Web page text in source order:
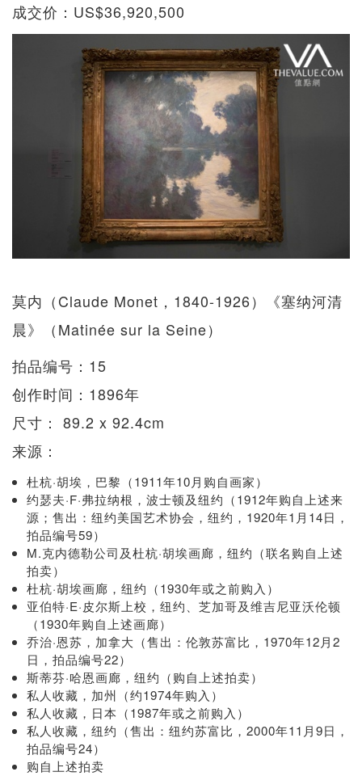
成交价：US$36,920,500
莫内（Claude Monet，1840-1926）《塞纳河清
晨》（Matinée sur la Seine）
拍品编号：15
创作时间：1896年
尺寸： 89.2 x 92.4cm
来源：
杜杭·胡埃，巴黎（1911年10月购自画家）
约瑟夫·F·弗拉纳根，波士顿及纽约（1912年购自上述来
源；售出：纽约美国艺术协会，纽约，1920年1月14日，
拍品编号59）
M.克内德勒公司及杜杭·胡埃画廊，纽约（联名购自上述
拍卖）
杜杭·胡埃画廊，纽约（1930年或之前购入）
亚伯特·E·皮尔斯上校，纽约、芝加哥及维吉尼亚沃伦顿
（1930年购自上述画廊）
乔治·恩苏，加拿大（售出：伦敦苏富比，1970年12月2
日，拍品编号22）
斯蒂芬·哈恩画廊，纽约（购自上述拍卖）
私人收藏，加州（约1974年购入）
私人收藏，日本（1987年或之前购入）
私人收藏，纽约（售出：纽约苏富比，2000年11月9日，
拍品编号24）
购自上述拍卖